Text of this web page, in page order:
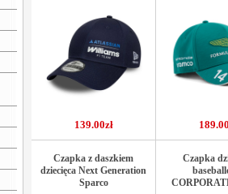
139.00zł
Czapka z daszkiem
dziecięca Next Generation
Sparco
Czapka